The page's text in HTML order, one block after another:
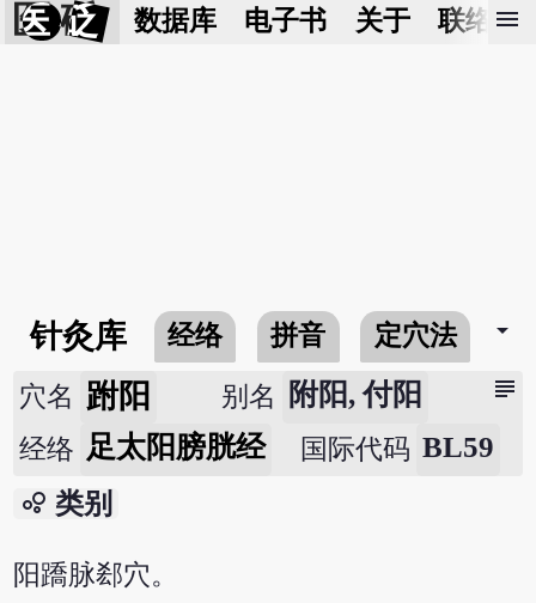
医 砭 数据库 电子书 关于 联络我
menu
针灸库 经络 拼音 定穴法 arrow_drop_down
subject
穴名 跗阳 别名 附阳, 付阳
经络 足太阳膀胱经 国际代码 BL59
bubble_chart 类别
阳蹻脉郄穴。